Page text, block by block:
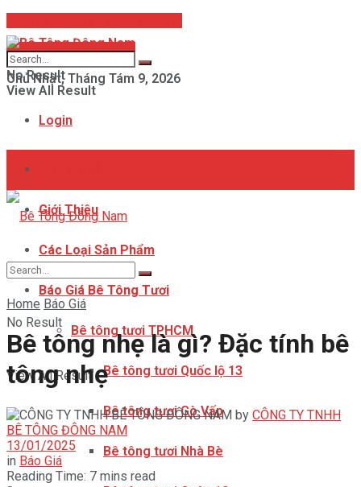
Hotline: 093 847 8358
Chủ Nhật, Tháng Tám 9, 2026
Login
No Result
View All Result
Giới Thiệu
Các Loại Sản Phẩm
Báo Giá Bê Tông Tươi
Bê tông tươi TPHCM
Bê tông tươi Quốc lộ 13
Bê tông tươi Gò Vấp
Bê tông tươi Nhà Bè
No Result
View All Result
Home Báo Giá
Bê tông nhẹ là gì? Đặc tính bê
tông nhẹ
by CÔNG TY TNHH
BÊ TÔNG ĐÔNG NAM
13/01/2025
in Báo Giá
Reading Time: 7 mins read